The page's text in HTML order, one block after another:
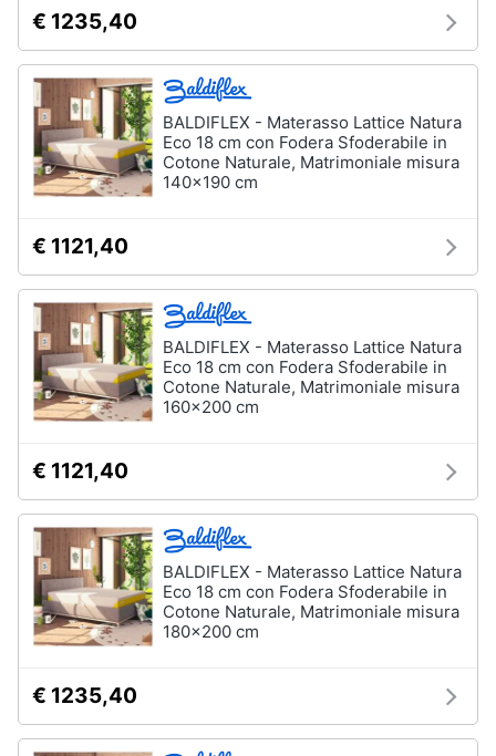
Divano
letto
Comodini
Vedi
tutti
decorazioni
Sveglia
Orologi
da
parete
Carta
da
parati
Vedi
tutti
Tessili
Tende
Materasso
€ 1235,40
BALDIFLEX - Materasso Lattice Natura
Eco 18 cm con Fodera Sfoderabile in
Cotone Naturale, Matrimoniale misura
140x190 cm
€ 1121,40
BALDIFLEX - Materasso Lattice Natura
Eco 18 cm con Fodera Sfoderabile in
Cotone Naturale, Matrimoniale misura
160x200 cm
€ 1121,40
BALDIFLEX - Materasso Lattice Natura
Eco 18 cm con Fodera Sfoderabile in
Cotone Naturale, Matrimoniale misura
180x200 cm
€ 1235,40